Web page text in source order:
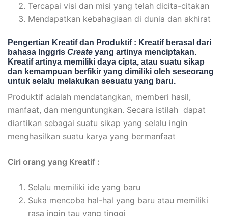
Tercapai visi dan misi yang telah dicita-citakan
Mendapatkan kebahagiaan di dunia dan akhirat
Pengertian Kreatif dan Produktif : Kreatif berasal dari
bahasa Inggris Create yang artinya menciptakan.
Kreatif artinya memiliki daya cipta, atau suatu sikap
dan kemampuan berfikir yang dimiliki oleh seseorang
untuk selalu melakukan sesuatu yang baru.
Produktif adalah mendatangkan, memberi hasil,
manfaat, dan menguntungkan. Secara istilah dapat
diartikan sebagai suatu sikap yang selalu ingin
menghasilkan suatu karya yang bermanfaat
Ciri orang yang Kreatif :
Selalu memiliki ide yang baru
Suka mencoba hal-hal yang baru atau memiliki
rasa ingin tau yang tinggi